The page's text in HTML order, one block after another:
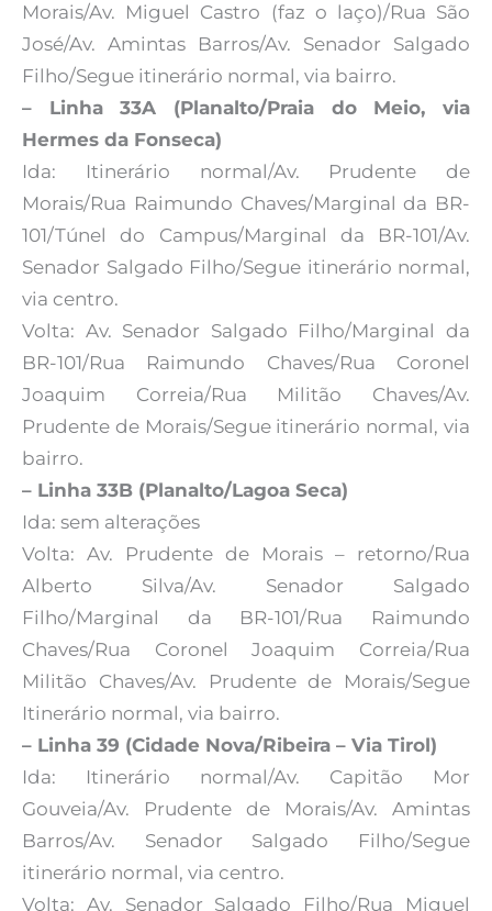
Morais/Av. Miguel Castro (faz o laço)/Rua São
José/Av. Amintas Barros/Av. Senador Salgado
Filho/Segue itinerário normal, via bairro.
– Linha 33A (Planalto/Praia do Meio, via
Hermes da Fonseca)
Ida: Itinerário normal/Av. Prudente de
Morais/Rua Raimundo Chaves/Marginal da BR-
101/Túnel do Campus/Marginal da BR-101/Av.
Senador Salgado Filho/Segue itinerário normal,
via centro.
Volta: Av. Senador Salgado Filho/Marginal da
BR-101/Rua Raimundo Chaves/Rua Coronel
Joaquim Correia/Rua Militão Chaves/Av.
Prudente de Morais/Segue itinerário normal, via
bairro.
– Linha 33B (Planalto/Lagoa Seca)
Ida: sem alterações
Volta: Av. Prudente de Morais – retorno/Rua
Alberto Silva/Av. Senador Salgado
Filho/Marginal da BR-101/Rua Raimundo
Chaves/Rua Coronel Joaquim Correia/Rua
Militão Chaves/Av. Prudente de Morais/Segue
Itinerário normal, via bairro.
– Linha 39 (Cidade Nova/Ribeira – Via Tirol)
Ida: Itinerário normal/Av. Capitão Mor
Gouveia/Av. Prudente de Morais/Av. Amintas
Barros/Av. Senador Salgado Filho/Segue
itinerário normal, via centro.
Volta: Av. Senador Salgado Filho/Rua Miguel